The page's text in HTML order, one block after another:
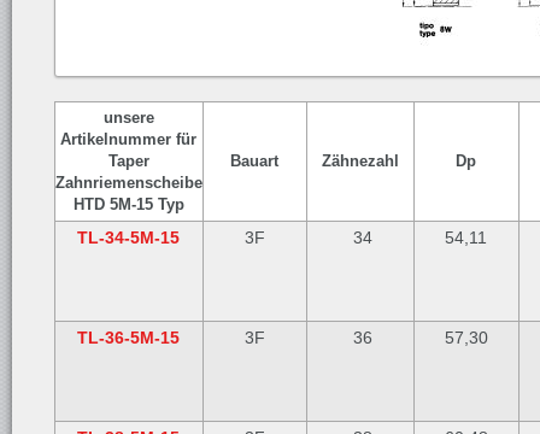
unsere
Artikelnummer für
Taper
Zahnriemenscheibe
HTD 5M-15 Typ
Bauart Zähnezahl Dp
TL-34-5M-15 3F 34 54,11
TL-36-5M-15 3F 36 57,30